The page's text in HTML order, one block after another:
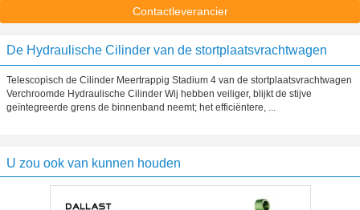
Contactleverancier
De Hydraulische Cilinder van de stortplaatsvrachtwagen
Telescopisch de Cilinder Meertrappig Stadium 4 van de stortplaatsvrachtwagen
Verchroomde Hydraulische Cilinder Wij hebben veiliger, blijkt de stijve
geïntegreerde grens de binnenband neemt; het efficiëntere, ...
U zou ook van kunnen houden